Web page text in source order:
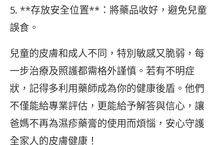
5. **存放安全位置**：將藥品收好，避免兒童
誤食。
兒童的皮膚和成人不同，特別敏感又脆弱，每
一步治療及照護都需格外謹慎。若有不明症
狀，記得多利用藥師成為你的健康後盾。他們
不僅能給專業評估，更能給予解答與信心，讓
爸媽不再為濕疹藥膏的使用而煩惱，安心守護
全家人的皮膚健康！